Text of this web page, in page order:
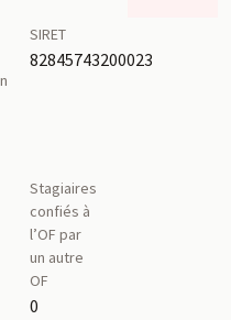
SIRET
82845743200023
Stagiaires
confiés à
l’OF par
un autre
OF
0